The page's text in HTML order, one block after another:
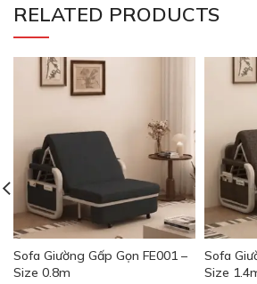
RELATED PRODUCTS
Sofa Giường Gấp Gọn FE001 –
Size 0.8m
Sofa
Size